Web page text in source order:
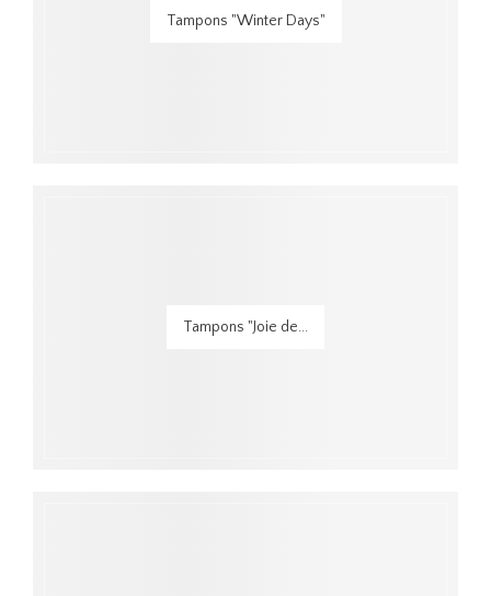
Tampons "Winter Days"
Tampons "Joie de...